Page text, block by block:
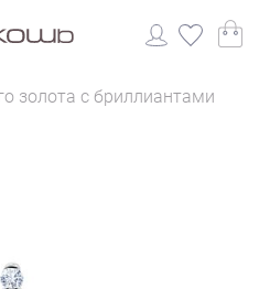
золота с бриллиантами